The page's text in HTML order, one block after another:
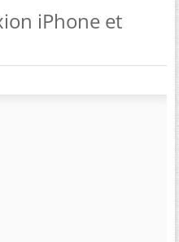
iPhone et